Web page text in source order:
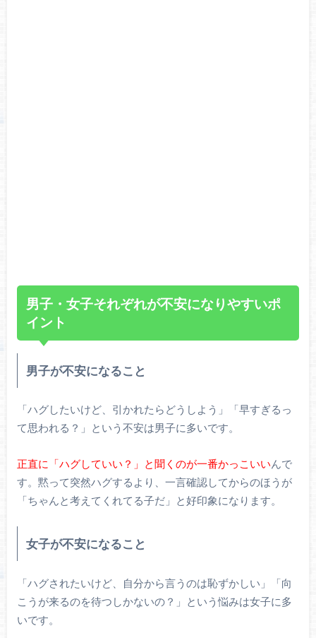
男子・女子それぞれが不安になりやすいポ
イント
男子が不安になること
「ハグしたいけど、引かれたらどうしよう」「早すぎるっ
て思われる？」という不安は男子に多いです。
正直に「ハグしていい？」と聞くのが一番かっこいいんで
す。黙って突然ハグするより、一言確認してからのほうが
「ちゃんと考えてくれてる子だ」と好印象になります。
女子が不安になること
「ハグされたいけど、自分から言うのは恥ずかしい」「向
こうが来るのを待つしかないの？」という悩みは女子に多
いです。